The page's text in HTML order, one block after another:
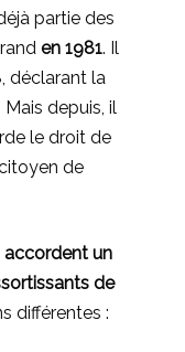
partie des
en 1981. Il
déclarant la
depuis, il
le droit de
de
accordent un
de
différentes :